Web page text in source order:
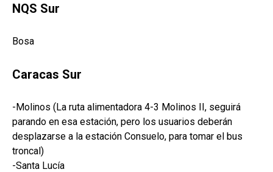
NQS Sur
Bosa
Caracas Sur
-Molinos (La ruta alimentadora 4-3 Molinos II, seguirá
parando en esa estación, pero los usuarios deberán
desplazarse a la estación Consuelo, para tomar el bus
troncal)
-Santa Lucía